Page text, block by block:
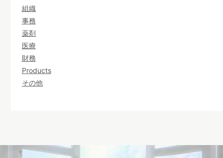
組織
事務
薬剤
医療
財務
Products
その他